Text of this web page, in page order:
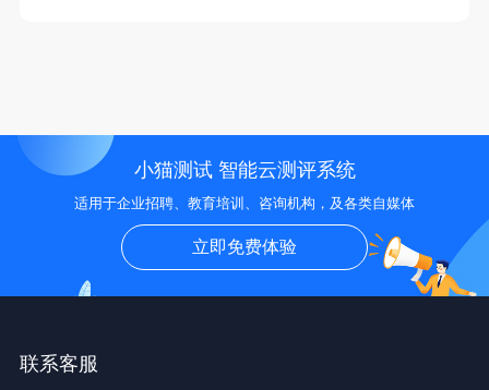
小猫测试 智能云测评系统
适用于企业招聘、教育培训、咨询机构，及各类自媒体
立即免费体验
联系客服